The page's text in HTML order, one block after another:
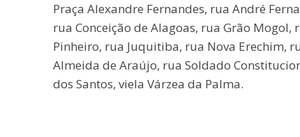
Praça Alexandre Fernandes, rua André
rua Conceição de Alagoas, rua Grão
Pinheiro, rua Juquitiba, rua Nova Erechim,
Almeida de Araújo, rua Soldado
dos Santos, viela Várzea da Palma.